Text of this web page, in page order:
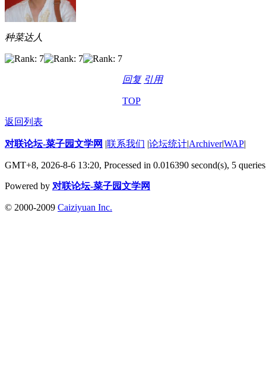
种菜达人
回复 引用
TOP
返回列表
对联论坛-菜子园文学网 |联系我们 |论坛统计|Archiver|WAP|
GMT+8, 2026-8-6 13:20, Processed in 0.016390 second(s), 5
Powered by 对联论坛-菜子园文学网
© 2000-2009 Caiziyuan Inc.